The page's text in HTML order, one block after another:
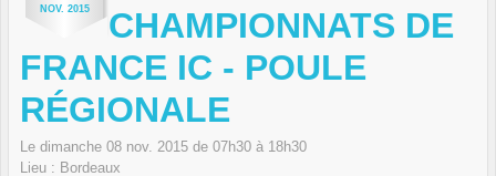
NOV. 2015
CHAMPIONNATS DE
FRANCE IC - POULE
RÉGIONALE
Le dimanche 08 nov. 2015 de 07h30 à 18h30
Lieu : Bordeaux